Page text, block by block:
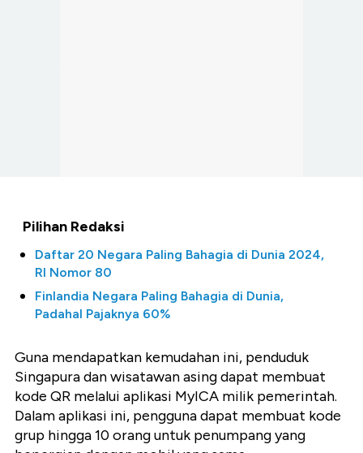
Pilihan Redaksi
Daftar 20 Negara Paling Bahagia di Dunia 2024,
RI Nomor 80
Finlandia Negara Paling Bahagia di Dunia,
Padahal Pajaknya 60%
Guna mendapatkan kemudahan ini, penduduk
Singapura dan wisatawan asing dapat membuat
kode QR melalui aplikasi MyICA milik pemerintah.
Dalam aplikasi ini, pengguna dapat membuat kode
grup hingga 10 orang untuk penumpang yang